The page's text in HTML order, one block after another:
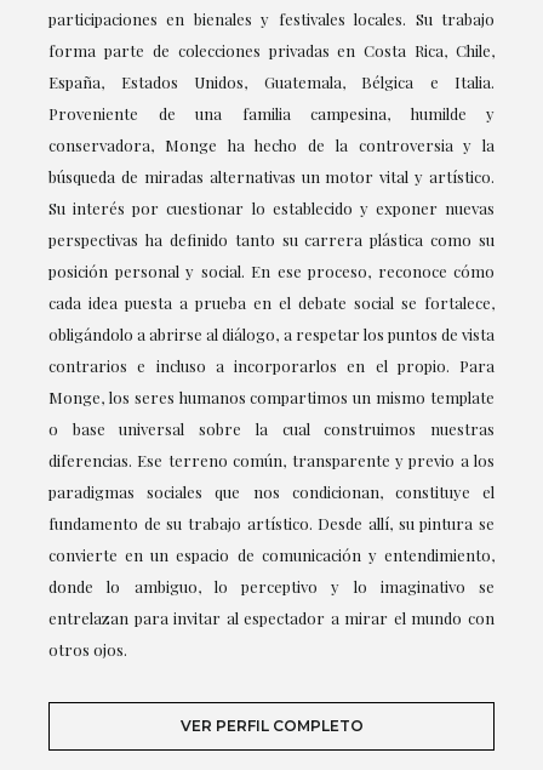
participaciones en bienales y festivales locales. Su trabajo
forma parte de colecciones privadas en Costa Rica, Chile,
España, Estados Unidos, Guatemala, Bélgica e Italia.
Proveniente de una familia campesina, humilde y
conservadora, Monge ha hecho de la controversia y la
búsqueda de miradas alternativas un motor vital y artístico.
Su interés por cuestionar lo establecido y exponer nuevas
perspectivas ha definido tanto su carrera plástica como su
posición personal y social. En ese proceso, reconoce cómo
cada idea puesta a prueba en el debate social se fortalece,
obligándolo a abrirse al diálogo, a respetar los puntos de vista
contrarios e incluso a incorporarlos en el propio. Para
Monge, los seres humanos compartimos un mismo template
o base universal sobre la cual construimos nuestras
diferencias. Ese terreno común, transparente y previo a los
paradigmas sociales que nos condicionan, constituye el
fundamento de su trabajo artístico. Desde allí, su pintura se
convierte en un espacio de comunicación y entendimiento,
donde lo ambiguo, lo perceptivo y lo imaginativo se
entrelazan para invitar al espectador a mirar el mundo con
otros ojos.
VER PERFIL COMPLETO